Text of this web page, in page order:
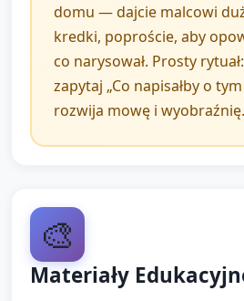
zawiązać). Dziecko
odznakę krótkim
pisarzem!”).
Wspomaganie dzieci
opiekun siedzi obok i
krok po kroku, oferuje
Zakończenie i
podsumowanie
domu — dajcie malcowi
kredki, poproście, aby
co narysował. Prosty
zapytaj „Co napisałby o
rozwija mowę i wyobraźnię.
🎨
Materiały